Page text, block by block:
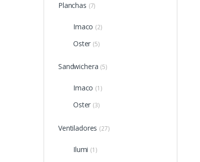
Planchas (7)
Imaco (2)
Oster (5)
Sandwichera (5)
Imaco (1)
Oster (3)
Ventiladores (27)
Ilumi (1)